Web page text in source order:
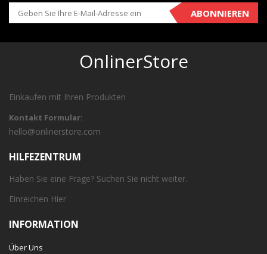
ABONNIEREN
OnlinerStore
Einkaufen mit Ihren Produkten
Kontakt Formular:
hello@onlinerstore.com
HILFEZENTRUM
Haben Sie eine Frage? Suchen Sie nicht weiter.
Einreichen Hier
INFORMATION
Über Uns